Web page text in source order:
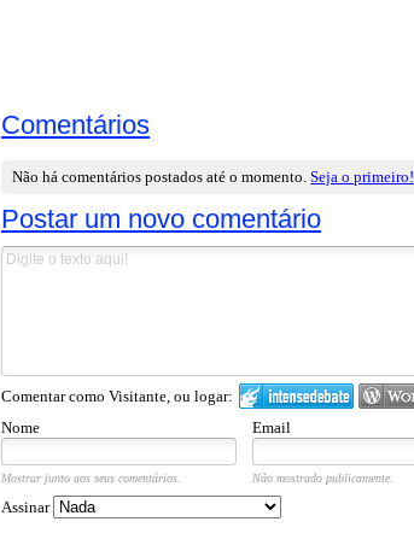
Comentários
Não há comentários postados até o momento.Seja o primeiro!
Postar um novo comentário
Comentar como Visitante, ou logar:
Nome Email
Mostrar junto aos seus comentários. Não mostrado publicamente.
Assinar